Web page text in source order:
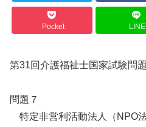
Pocket LINE
第31回介護福祉士国家試験問
問題７
特定非営利活動法人（NPO